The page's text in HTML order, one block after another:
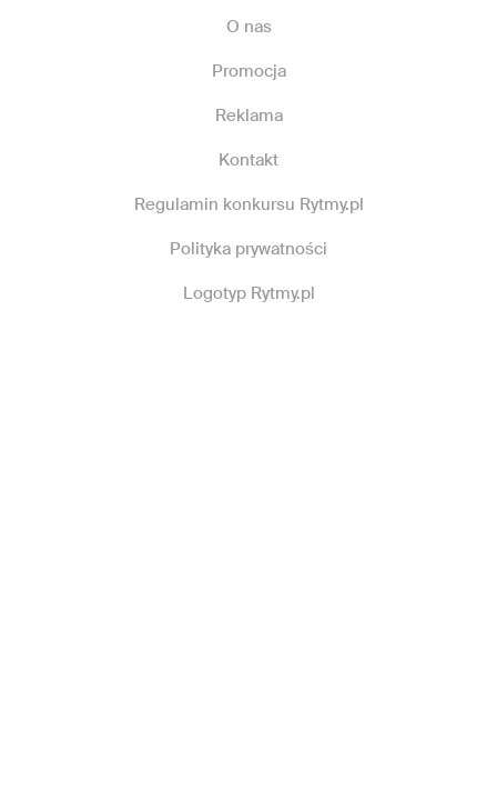
O nas
Promocja
Reklama
Kontakt
Regulamin konkursu Rytmy.pl
Polityka prywatności
Logotyp Rytmy.pl